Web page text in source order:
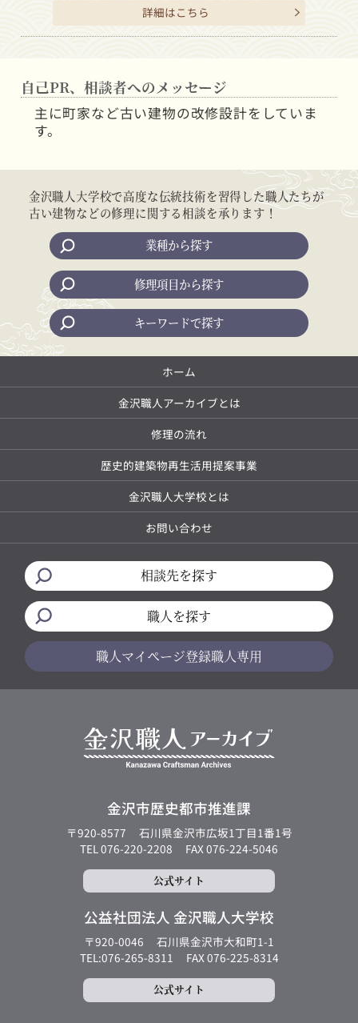
詳細はこちら
自己PR、相談者へのメッセージ
主に町家など古い建物の改修設計をしていま
す。
金沢職人大学校で高度な伝統技術を習得した職人たちが
古い建物などの修理に関する相談を承ります！
業種から探す
修理項目から探す
キーワードで探す
ホーム
金沢職人アーカイブとは
修理の流れ
歴史的建築物再生活用提案事業
金沢職人大学校とは
お問い合わせ
相談先を探す
職人を探す
職人マイページ登録職人専用
金沢市歴史都市推進課
〒920-8577
石川県金沢市広坂1丁目1番1号
TEL 076-220-2208
FAX 076-224-5046
公式サイト
公益社団法人 金沢職人大学校
〒920-0046
石川県金沢市大和町1-1
TEL:076-265-8311
FAX 076-225-8314
公式サイト